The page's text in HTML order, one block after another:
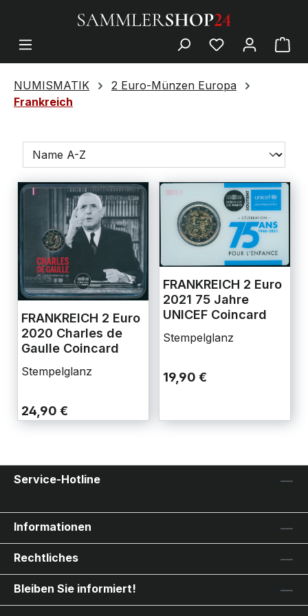
NUMISMATIK
2 Euro-Münzen Europa
Frankreich
FRANKREICH 2 Euro
2020 Charles de
Gaulle Coincard
Stempelglanz
24,90 €
FRANKREICH 2 Euro
2021 75 Jahre
UNICEF Coincard
Stempelglanz
19,90 €
Service-Hotline
Informationen
Rechtliches
Bleiben Sie informiert!